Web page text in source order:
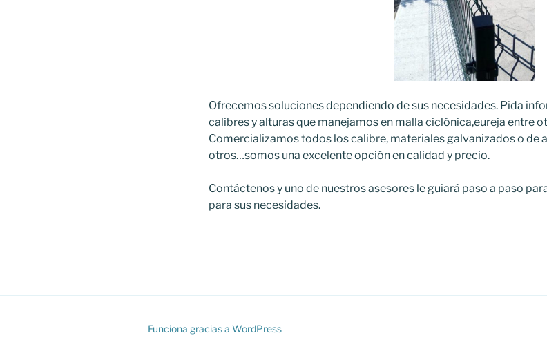
Ofrecemos soluciones dependiendo de sus necesidades. Pida
calibres y alturas que manejamos en malla ciclónica,eureja entre
Comercializamos todos los calibre, materiales galvanizados o de
otros…somos una excelente opción en calidad y precio.
Contáctenos y uno de nuestros asesores le guiará paso a paso
para sus necesidades.
Funciona gracias a WordPress